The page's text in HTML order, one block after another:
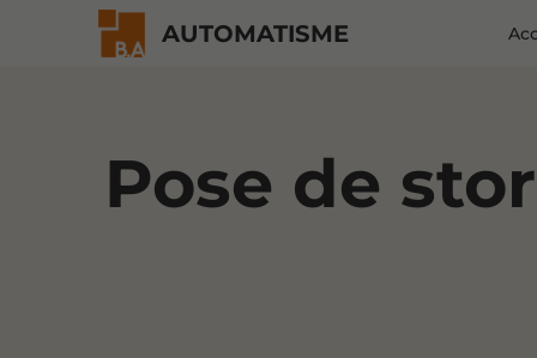
AUTOMATISME
Pose de